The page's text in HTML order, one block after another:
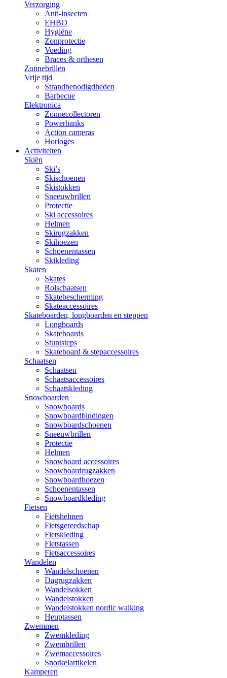
Verzorging
Anti-insecten
EHBO
Hygiëne
Zonprotectie
Voeding
Braces & orthesen
Zonnebrillen
Vrije tijd
Strandbenodigdheden
Barbecue
Elektronica
Zonnecollectoren
Powerbanks
Action cameras
Horloges
Activiteiten
Skiën
Ski’s
Skischoenen
Skistokken
Sneeuwbrillen
Protectie
Ski accessoires
Helmen
Skirugzakken
Skihoezen
Schoenentassen
Skikleding
Skaten
Skates
Rolschaatsen
Skatebescherming
Skateaccessoires
Skateboarden, longboarden en steppen
Longboards
Skateboards
Stuntsteps
Skateboard & stepaccessoires
Schaatsen
Schaatsen
Schaatsaccessoires
Schaatskleding
Snowboarden
Snowboards
Snowboardbindingen
Snowboardschoenen
Sneeuwbrillen
Protectie
Helmen
Snowboard accessoires
Snowboardrugzakken
Snowboardhoezen
Schoenentassen
Snowboardkleding
Fietsen
Fietshelmen
Fietsgereedschap
Fietskleding
Fietstassen
Fietsaccessoires
Wandelen
Wandelschoenen
Dagrugzakken
Wandelsokken
Wandelstokken
Wandelstokken nordic walking
Heuptassen
Zwemmen
Zwemkleding
Zwembrillen
Zwemaccessoires
Snorkelartikelen
Kamperen